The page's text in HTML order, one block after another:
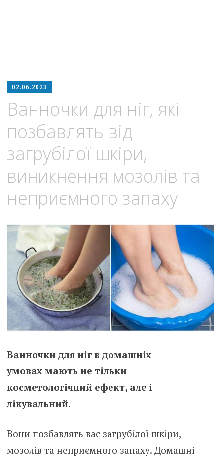
02.06.2023
Ванночки для ніг, які
позбавлять від
загрубілої шкіри,
виникнення мозолів та
неприємного запаху
Ванночки для ніг в домашніх
умовах мають не тільки
косметологічний ефект, але і
лікувальний.
Вони позбавлять вас загрубілої шкіри,
мозолів та неприємного запаху. Домашні